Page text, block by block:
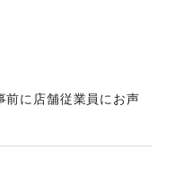
前に店舗従業員にお声